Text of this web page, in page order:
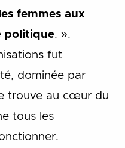
femmes aux
politique. ».
fut
dominée par
trouve au cœur du
tous les